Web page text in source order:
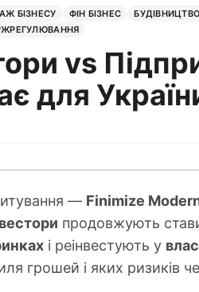
БІЗНЕСУ ФІН БІЗНЕС БУДІВНИЦТВО
vs
для
— Finimize
продовжують
і реінвестують у
грошей і яких ризиків